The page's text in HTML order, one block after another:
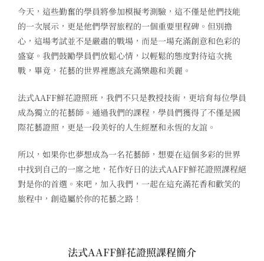
今天，這些勤奮的學員將參加模擬考測驗，這不僅是他們技能
的一次展示，更是他們學習旅程的一個重要里程碑。但別擔
心，這場考試並不是嚴肅的戰場，而是一場充滿創意和色彩的
盛宴。我們鼓勵學員們放鬆心情，以輕鬆的態度對待這次挑
戰，畢竟，花藝的世界裡應該充滿樂趣和美麗。
法式AAFF鮮花證照班，我們不只是教授技術，更培育每位學員
成為獨立的花藝師。通過我們的課程，學員們獲得了不僅是國
際花藝證照，更是一段美好的人生經歷和永恆的友誼。
所以，如果你也夢想成為一名花藝師，想要在這個多彩的世界
中找到自己的一席之地，花作好日的法式AAFF鮮花證照課程絕
對是你的首選。來吧，加入我們，一起在這充滿花香和歡笑的
旅程中，創造屬於你的花藝之路！
法式AAFF鮮花證照課程簡介